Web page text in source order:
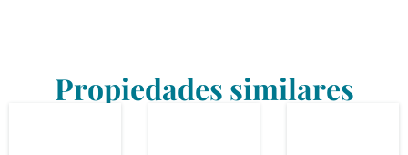
Propiedades similares